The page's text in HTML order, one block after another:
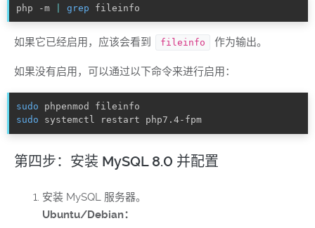
php -m grep fileinfo
如果它已经启用，应该会看到 fileinfo 作为输出。
如果没有启用，可以通过以下命令来进行启用：
sudo
sudo systemctl restart php7.4-fpm
第四步：安装 MySQL 8.0 并配置
安装 MySQL 服务器。
Ubuntu/Debian：